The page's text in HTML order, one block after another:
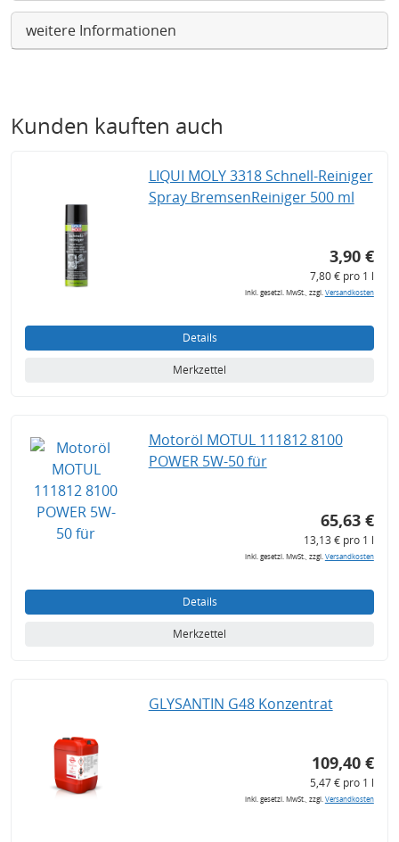
weitere Informationen
Kunden kauften auch
LIQUI MOLY 3318 Schnell-Reiniger
Spray BremsenReiniger 500 ml
3,90 €
7,80 € pro 1 l
inkl. gesetzl. MwSt., zzgl.Versandkosten
Details
Merkzettel
Motoröl MOTUL 111812 8100
POWER 5W-50 für
65,63 €
13,13 € pro 1 l
inkl. gesetzl. MwSt., zzgl.Versandkosten
Details
Merkzettel
GLYSANTIN G48 Konzentrat
109,40 €
5,47 € pro 1 l
inkl. gesetzl. MwSt., zzgl.Versandkosten